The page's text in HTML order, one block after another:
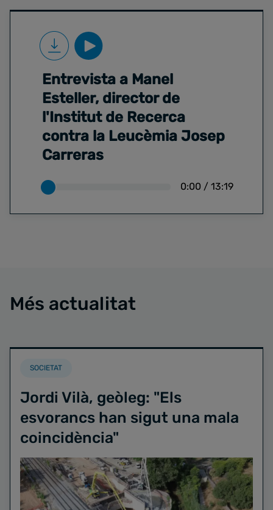
Entrevista a Manel
Esteller, director de
l'Institut de Recerca
contra la Leucèmia Josep
Carreras
0:00 / 13:19
Més actualitat
SOCIETAT
Jordi Vilà, geòleg: "Els
esvorancs han sigut una mala
coincidència"